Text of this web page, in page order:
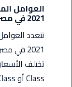
مطار
العرب
سارات
العوامل
2021 في مصر
تتعدد
2021